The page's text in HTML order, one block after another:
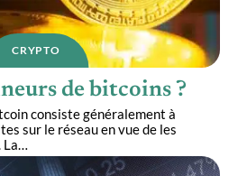
CRYPTO
de bitcoins ?
consiste généralement à
sur le réseau en vue de les
…